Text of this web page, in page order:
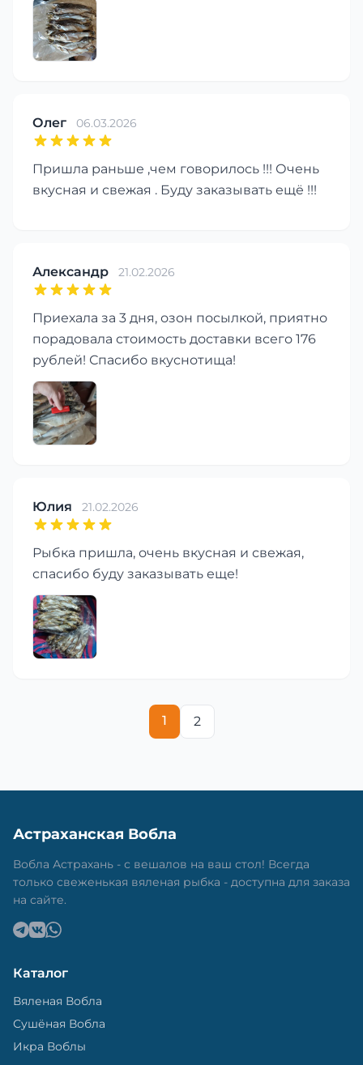
Олег 06.03.2026
Пришла раньше ,чем говорилось !!! Очень
вкусная и свежая . Буду заказывать ещё !!!
Александр 21.02.2026
Приехала за 3 дня, озон посылкой, приятно
порадовала стоимость доставки всего 176
рублей! Спасибо вкуснотища!
Юлия 21.02.2026
Рыбка пришла, очень вкусная и свежая,
спасибо буду заказывать еще!
1 2
Астраханская Вобла
Вобла Астрахань - с вешалов на ваш стол! Всегда
только свеженькая вяленая рыбка - доступна для заказа
на сайте.
Каталог
Вяленая Вобла
Сушёная Вобла
Икра Воблы